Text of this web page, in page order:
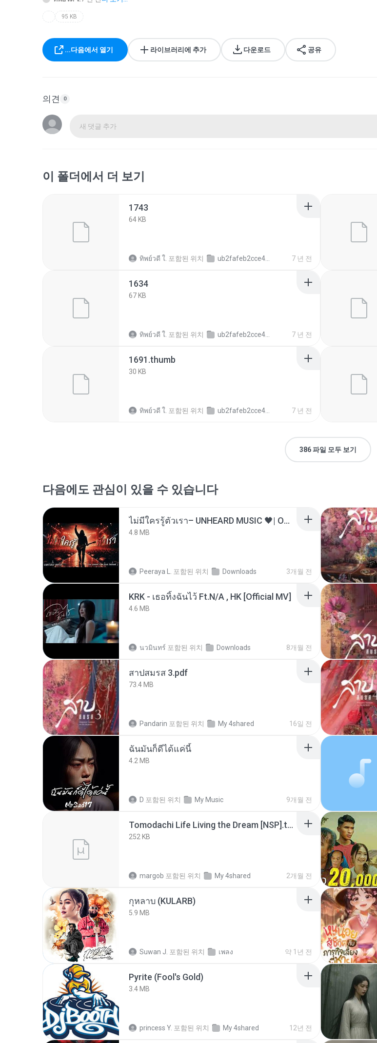
95 KB
...다음에서 열기 라이브러리에 추가 다운로드 공유
의견 0
새 댓글 추가
이 폴더에서 더 보기
1743
64 KB
ทิพย์วดี ใ. 포함된 위치 ub2fafeb2cce42d515c5289103727c671 7 년 전
1634
67 KB
ทิพย์วดี ใ. 포함된 위치 ub2fafeb2cce42d515c5289103727c671 7 년 전
1691.thumb
30 KB
ทิพย์วดี ใ. 포함된 위치 ub2fafeb2cce42d515c5289103727c671 7 년 전
386 파일 모두 보기
다음에도 관심이 있을 수 있습니다
ไม่มีใครรู้ตัวเรา– UNHEARD MUSIC 🖤| Official Lyric Video | เพลงสู้ชีวิต
4.8 MB
Peeraya L. 포함된 위치 Downloads 3개월 전
KRK - เธอทิ้งฉันไว้ Ft.N/A , HK [Official MV]
4.6 MB
นวมินทร์ 포함된 위치 Downloads 8개월 전
สาปสมรส 3.pdf
73.4 MB
Pandarin 포함된 위치 My 4shared 16일 전
ฉันมันก็ดีได้แค่นี้
4.2 MB
D 포함된 위치 My Music 9개월 전
Tomodachi Life Living the Dream [NSP].torrent
252 KB
margob 포함된 위치 My 4shared 2개월 전
กุหลาบ (KULARB)
5.9 MB
Suwan J. 포함된 위치 เพลง 약 1년 전
Pyrite (Fool's Gold)
3.4 MB
princess Y. 포함된 위치 My 4shared 12년 전